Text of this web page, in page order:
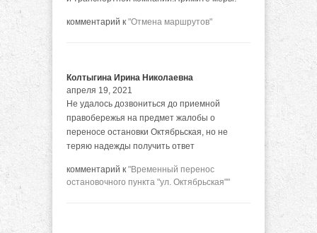
комментарий к "Отмена маршрутов"
Колтыгина Ирина Николаевна
апреля 19, 2021
Не удалось дозвониться до приемной
правобережья на предмет жалобы о
переносе остановки Октябрьская, но не
теряю надежды получить ответ
комментарий к "Временный перенос
остановочного пункта "ул. Октябрьская""